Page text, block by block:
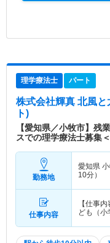
理学療法士 パート
株式会社輝真 北風と
ト)
【愛知県／小牧市】
スでの理学療法士募集
勤務地
愛知県
10分）
仕事内容
【仕事内容
ども（